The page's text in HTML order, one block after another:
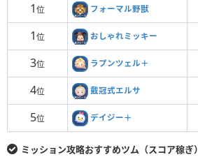
1 位 フォーマル野獣
1 位 おしゃれミッキー
3位 ラプンツェル＋
4位 戴冠式エルサ
5位 デイジー＋
ミッション攻略おすすめツム（スコア稼ぎ）